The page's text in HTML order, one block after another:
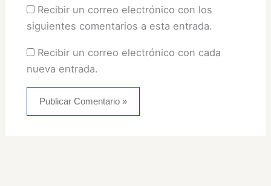
Recibir un correo electrónico con los
siguientes comentarios a esta entrada.
Recibir un correo electrónico con cada
nueva entrada.